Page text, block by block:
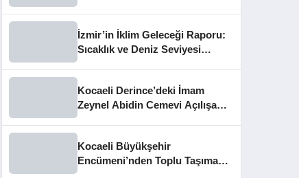
İzmir’in İklim Geleceği Raporu:
Sıcaklık ve Deniz Seviyesi
Kocaeli Derince’deki İmam
Zeynel Abidin Cemevi Açılışa
Kocaeli Büyükşehir
Encümeni’nden Toplu Taşıma